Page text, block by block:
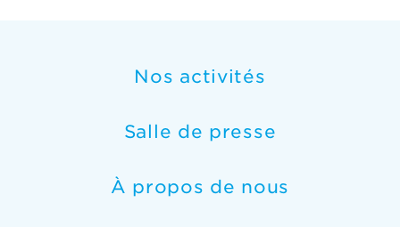
Nos activités
Salle de presse
À propos de nous